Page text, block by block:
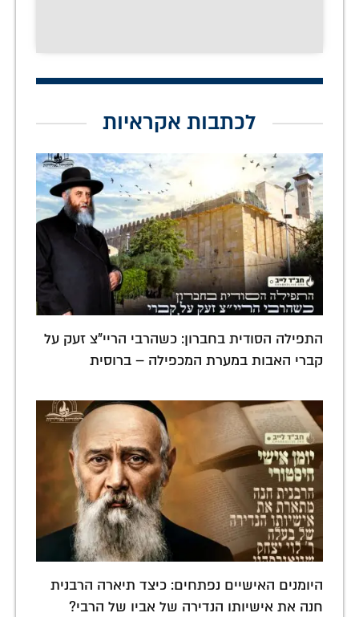
לכתבות אקראיות
התפילה הסודית בחברון: כשהרבי הריי"צ זעק על
קברי האבות במערת המכפילה – ברוסית
היומנים האישיים נפתחים: כיצד תיארה הרבנית
חנה את אישיותו הנדירה של אביו של הרבי?